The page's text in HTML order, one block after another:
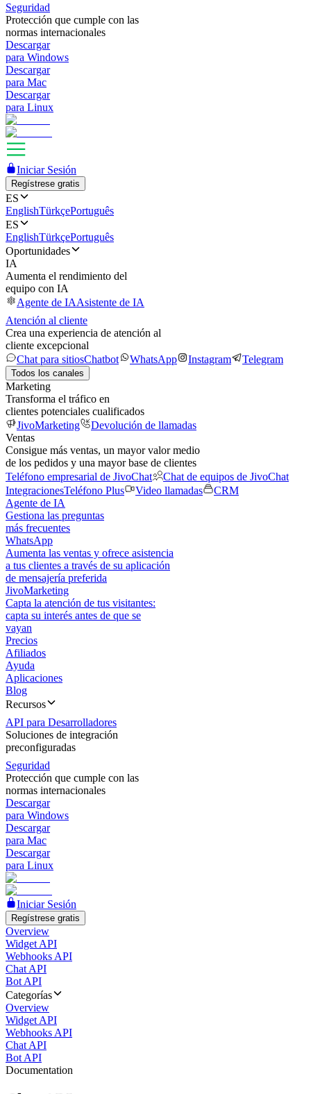
Seguridad
Protección que cumple con las
normas internacionales
Descargar
para Windows
Descargar
para Mac
Descargar
para Linux
Iniciar Sesión
Regístrese gratis
ES
EnglishTürkçePortuguês
ES
EnglishTürkçePortuguês
Oportunidades
IA
Aumenta el rendimiento del
equipo con IA
Agente de IAAsistente de IA
Atención al cliente
Crea una experiencia de atención al
cliente excepcional
Chat para sitiosChatbot WhatsApp Instagram Telegram
Todos los canales
Marketing
Transforma el tráfico en
clientes potenciales cualificados
JivoMarketing
Devolución de llamadas
Ventas
Consigue más ventas, un mayor valor medio
de los pedidos y una mayor base de clientes
Teléfono empresarial de JivoChat
Chat de equipos de JivoChat
IntegracionesTeléfono Plus Video llamadas
CRM
Agente de IA
Gestiona las preguntas
más frecuentes
WhatsApp
Aumenta las ventas y ofrece asistencia
a tus clientes a través de su aplicación
de mensajería preferida
JivoMarketing
Capta la atención de tus visitantes:
capta su interés antes de que se
vayan
Precios
Afiliados
Ayuda
Aplicaciones
Blog
Recursos
API para Desarrolladores
Soluciones de integración
preconfiguradas
Seguridad
Protección que cumple con las
normas internacionales
Descargar
para Windows
Descargar
para Mac
Descargar
para Linux
Iniciar Sesión
Regístrese gratis
Overview
Widget API
Webhooks API
Chat API
Bot API
Categorías
Overview
Widget API
Webhooks API
Chat API
Bot API
Documentation